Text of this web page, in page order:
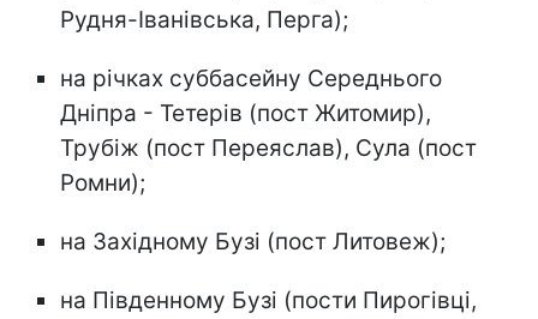
Рудня-Іванівська, Перга);
на річках суббасейну Середнього
Дніпра - Тетерів (пост Житомир),
Трубіж (пост Переяслав), Сула (пост
Ромни);
на Західному Бузі (пост Литовеж);
на Південному Бузі (пости Пирогівці,